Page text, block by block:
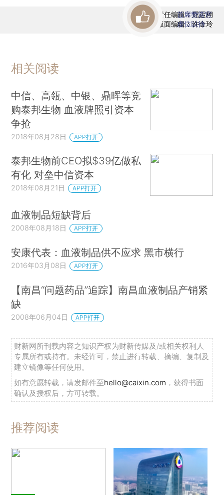
责任编辑：屈运栩
版面编辑：许金玲
首席赞赏官
虚位以待
相关阅读
中信、高瓴、中银、鼎晖等竞
购泰邦生物 血液牌照引资本
争抢
2018年08月28日 APP打开
泰邦生物前CEO拟$39亿做私
有化 对垒中信资本
2018年08月21日 APP打开
血液制品短缺背后
2008年08月18日 APP打开
安康代表：血液制品供不应求 黑市横行
2016年03月08日 APP打开
【南昌“问题药品”追踪】南昌血液制品产销紧
缺
2008年06月04日 APP打开
财新网所刊载内容之知识产权为财新传媒及/或相关权利人
专属所有或持有。未经许可，禁止进行转载、摘编、复制及
建立镜像等任何使用。
如有意愿转载，请发邮件至hello@caixin.com ，获得书面
确认及授权后，方可转载。
推荐阅读